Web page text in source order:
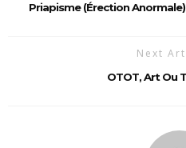
Priapisme (érection
Next
OTOT, Art Ou